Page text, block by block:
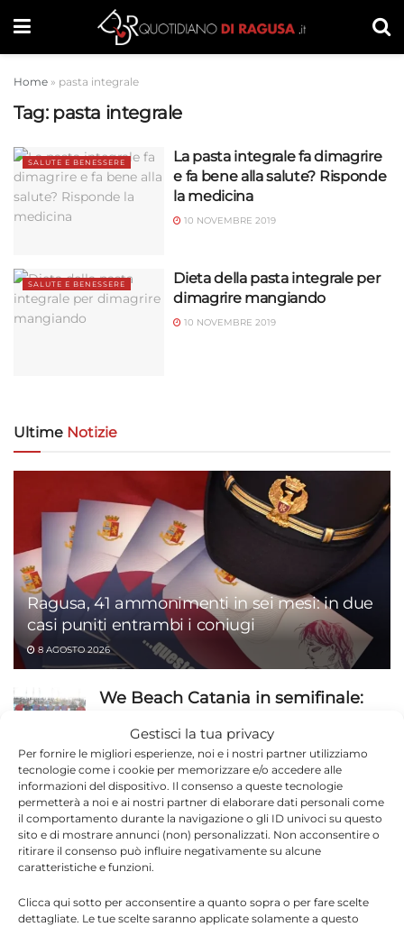
Gestisci la tua privacy
Per fornire le migliori esperienze, noi e i nostri partner utilizziamo
tecnologie come i cookie per memorizzare e/o accedere alle
informazioni del dispositivo. Il consenso a queste tecnologie
permetterà a noi e ai nostri partner di elaborare dati personali come
il comportamento durante la navigazione o gli ID univoci su questo
sito e di mostrare annunci (non) personalizzati. Non acconsentire o
ritirare il consenso può influire negativamente su alcune
caratteristiche e funzioni.
Clicca qui sotto per acconsentire a quanto sopra o per fare scelte
dettagliate. Le tue scelte saranno applicate solamente a questo
Home » pasta integrale
Tag: pasta integrale
SALUTE E BENESSERE
La pasta integrale fa dimagrire
e fa bene alla salute? Risponde
la medicina
10 NOVEMBRE 2019
SALUTE E BENESSERE
Dieta della pasta integrale per
dimagrire mangiando
10 NOVEMBRE 2019
Ultime Notizie
Ragusa, 41 ammonimenti in sei mesi: in due
casi puniti entrambi i coniugi
8 AGOSTO 2026
We Beach Catania in semifinale:
Etna in eruzione, Catania chiude lo
spazio aereo: arrivi sospesi
8 AGOSTO 2026
Ragusa, visite specialistiche in
tutela si chiede online